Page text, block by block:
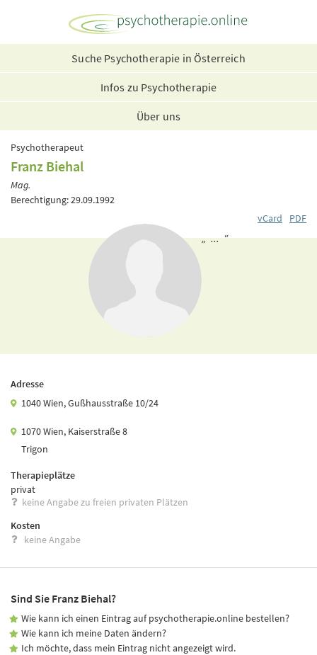
Suche Psychotherapie in Österreich
Infos zu Psychotherapie
Über uns
Psychotherapeut
Franz Biehal
Mag.
Berechtigung: 29.09.1992
vCard
PDF
„ ... “
Adresse
1040 Wien, Gußhausstraße 10/24
1070 Wien, Kaiserstraße 8
Trigon
Therapieplätze
privat
keine Angabe zu freien privaten Plätzen
Kosten
keine Angabe
Sind Sie Franz Biehal?
Wie kann ich einen Eintrag auf psychotherapie.online bestellen?
Wie kann ich meine Daten ändern?
Ich möchte, dass mein Eintrag nicht angezeigt wird.